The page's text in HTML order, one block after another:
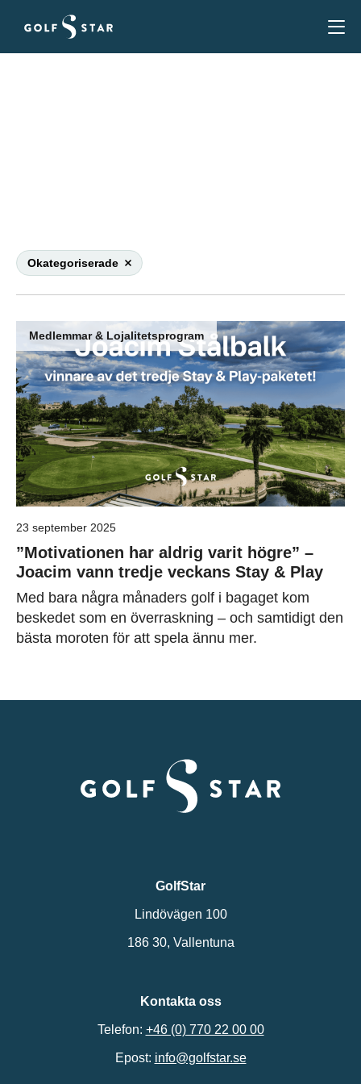
Okategoriserade
Medlemmar & Lojalitetsprogram
23 september 2025
”Motivationen har aldrig varit högre” –
Joacim vann tredje veckans Stay & Play
Med bara några månaders golf i bagaget kom
beskedet som en överraskning – och samtidigt den
bästa moroten för att spela ännu mer.
GolfStar
Lindövägen 100
186 30, Vallentuna
Kontakta oss
Telefon: +46 (0) 770 22 00 00
Epost: info@golfstar.se